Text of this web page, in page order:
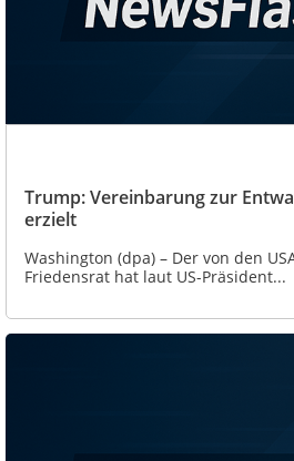
Trump: Vereinbarung zur
erzielt
Washington (dpa) – Der von den
Friedensrat hat laut US-Präsident...